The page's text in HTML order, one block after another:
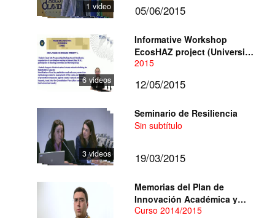
1 video 05/06/2015
6 videos
Informative Workshop
EcosHAZ project (University
Pablo de Olavide, Seville)
2015
12/05/2015
3 videos
Seminario de Resiliencia
Sin subtítulo
19/03/2015
Memorias del Plan de
Innovación Académica y
Desarrollo Docente
Curso 2014/2015